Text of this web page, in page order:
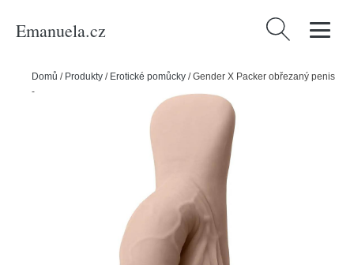
Emanuela.cz Vyhledávání
Domů / Produkty / Erotické pomůcky /Gender X Packer obřezaný penis
- Light Flesh